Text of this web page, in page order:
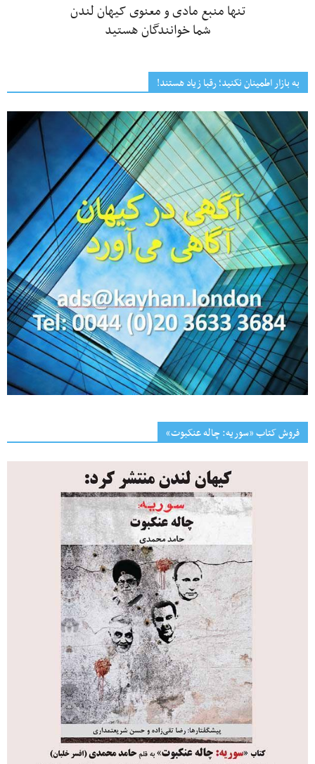
تنها منبع مادی و معنوی کیهان لندن
شما خوانندگان هستید
به بازار اطمینان نکنید؛ رقبا زیاد هستند!
فروش کتاب «سوریه: چاله عنکبوت»